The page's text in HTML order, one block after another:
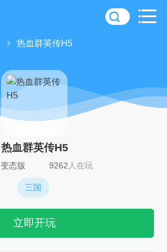
热血群英传H5
热血群英传H5
变态版 9262 人在玩
三国
立即开玩